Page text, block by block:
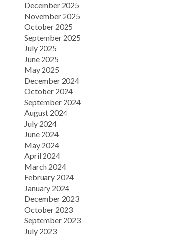
December 2025
November 2025
October 2025
September 2025
July 2025
June 2025
May 2025
December 2024
October 2024
September 2024
August 2024
July 2024
June 2024
May 2024
April 2024
March 2024
February 2024
January 2024
December 2023
October 2023
September 2023
July 2023